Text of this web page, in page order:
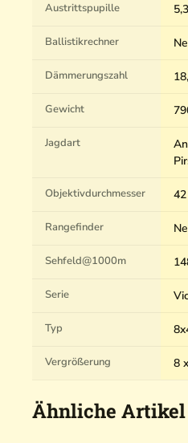
Austrittspupille
Ballistikrechner
Dämmerungszahl
Gewicht
Jagdart
Objektivdurchmesser
Rangefinder
Sehfeld@1000m
Serie
Typ
Vergrößerung 8 x
Ähnliche Artikel